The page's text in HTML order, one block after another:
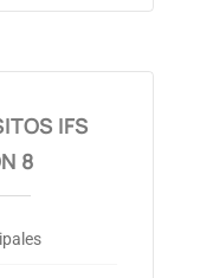
IFS
8